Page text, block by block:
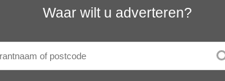
Waar wilt u adverteren?